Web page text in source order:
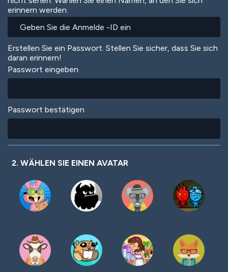
erinnern werden.
Erstellen Sie ein Passwort. Stellen Sie sicher, dass Sie sich
daran erinnern!
Passwort eingeben
Passwort bestätigen
2. WÄHLEN SIE EINEN AVATAR